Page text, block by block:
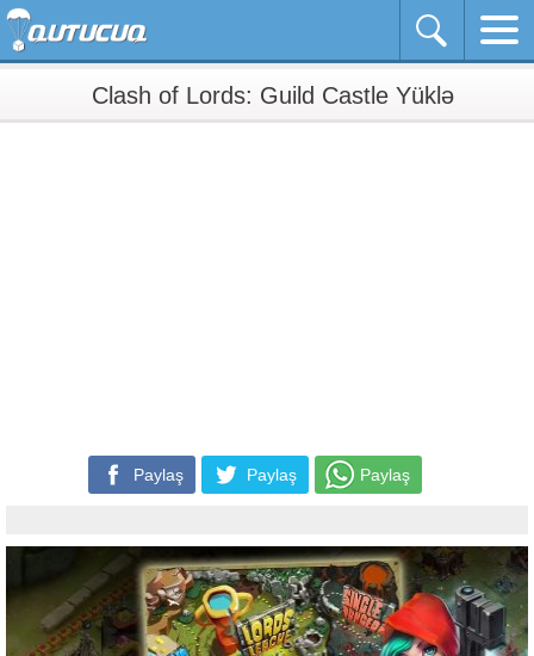
Clash of Lords: Guild Castle Yüklə
Paylaş Paylaş Paylaş